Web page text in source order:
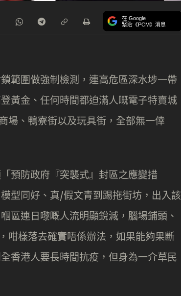
在 Google
緊貼《PCM》消息
範圍做強制檢測，連高危區深水埗一帶
黃金、任何時間都迫滿人嘅電子特賣城
場、鴨寮街以及玩具街，全部無一倖
預防政府『突襲式』封區之應變措
型同好、真/假文青到踢拖街坊，出入該
區連日嚟嘅人流明顯銳減，腦場鋪頭、
咁樣落去確實唔係辦法，如果能夠果斷
香港人要長時間抗疫，但身為一介草民